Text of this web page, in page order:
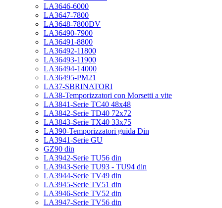
LA3646-6000
LA3647-7800
LA3648-7800DV
LA36490-7900
LA36491-8800
LA36492-11800
LA36493-11900
LA36494-14000
LA36495-PM21
LA37-SBRINATORI
LA38-Temporizzatori con Morsetti a vite
LA3841-Serie TC40 48x48
LA3842-Serie TD40 72x72
LA3843-Serie TX40 33x75
LA390-Temporizzatori guida Din
LA3941-Serie GU
GZ90 din
LA3942-Serie TU56 din
LA3943-Serie TU93 - TU94 din
LA3944-Serie TV49 din
LA3945-Serie TV51 din
LA3946-Serie TV52 din
LA3947-Serie TV56 din